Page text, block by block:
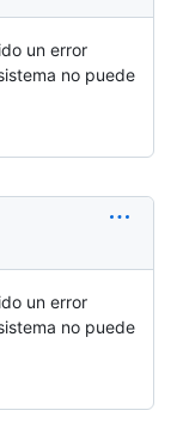
un error
no puede
un error
no puede